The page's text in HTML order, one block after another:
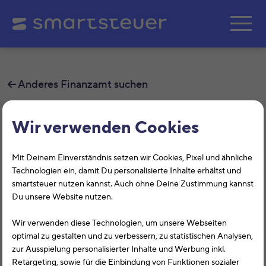
Wir verwenden Cookies
Mit Deinem Einverständnis setzen wir Cookies, Pixel und ähnliche
Technologien ein, damit Du personalisierte Inhalte erhältst und
smartsteuer nutzen kannst. Auch ohne Deine Zustimmung kannst
Du unsere Website nutzen.
Wir verwenden diese Technologien, um unsere Webseiten
optimal zu gestalten und zu verbessern, zu statistischen Analysen,
zur Ausspielung personalisierter Inhalte und Werbung inkl.
Retargeting, sowie für die Einbindung von Funktionen sozialer
Zum Hauptinhalt
Anderes Finanzamt suchen
Finanzamt Essen-Süd
Auf dieser Seite findest Du alle
Informationen zum Finanzamt Essen-
Süd, Altendorfer Str. 129, 45143, Essen
Das Finanzamt Essen-Süd (Nordrhein-Westfalen) hilft Dir
bei allen Belangen rund um die Steuererklärung. Auf